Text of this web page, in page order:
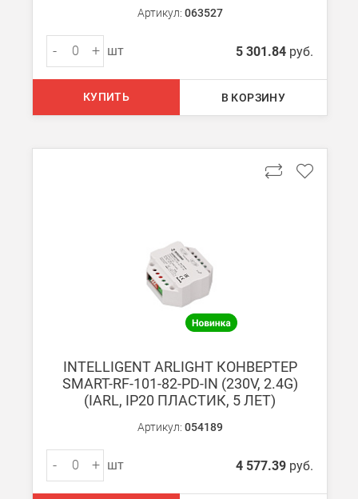
Мы можем отправить ваш заказ транспортной компанией в
Доставка до ТК от 7000 руб. БЕСПЛАТНО.
Подробнее обоплате и доставке
Артикул: 063527
- + шт 5 301.84 руб.
КУПИТЬ В КОРЗИНУ
INTELLIGENT ARLIGHT КОНВЕРТЕР
SMART-RF-101-82-PD-IN (230V, 2.4G)
(IARL, IP20 ПЛАСТИК, 5 ЛЕТ)
Артикул: 054189
- + шт 4 577.39 руб.